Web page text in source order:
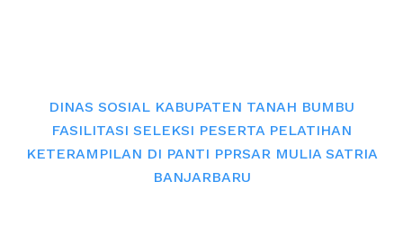
DINAS SOSIAL KABUPATEN TANAH BUMBU
FASILITASI SELEKSI PESERTA PELATIHAN
KETERAMPILAN DI PANTI PPRSAR MULIA SATRIA
BANJARBARU